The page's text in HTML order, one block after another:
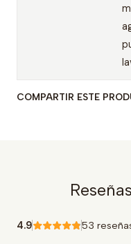
COMPARTIR ESTE
4.9 53